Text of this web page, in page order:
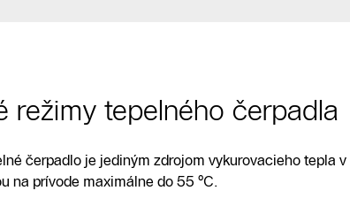
režimy tepelného čerpadla
čerpadlo je jediným zdrojom vykurovacieho tepla
na prívode maximálne do 55 °C.